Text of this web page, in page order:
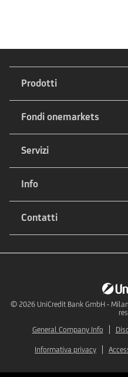
Prodotti
Fondi onemarkets
Servizi
Info
Contatti
© 2026 UniCredit Bank GmbH -
General Company Info
Informativa privacy